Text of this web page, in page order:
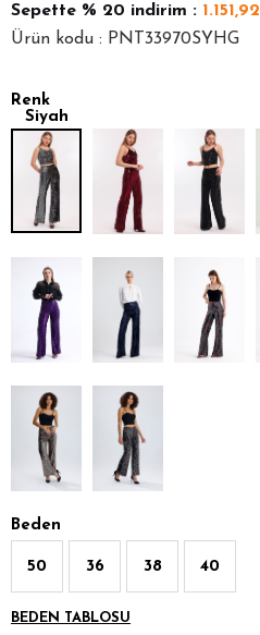
Sepette % 20 indirim : 1.151,92
Ürün kodu : PNT33970SYHG
Renk
Siyah
Gümüş
Beden
50 36 38 40
BEDEN TABLOSU